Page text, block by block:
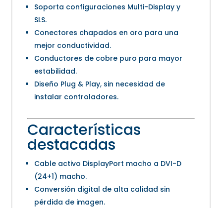
Soporta configuraciones Multi-Display y
SLS.
Conectores chapados en oro para una
mejor conductividad.
Conductores de cobre puro para mayor
estabilidad.
Diseño Plug & Play, sin necesidad de
instalar controladores.
Características
destacadas
Cable activo DisplayPort macho a DVI-D
(24+1) macho.
Conversión digital de alta calidad sin
pérdida de imagen.